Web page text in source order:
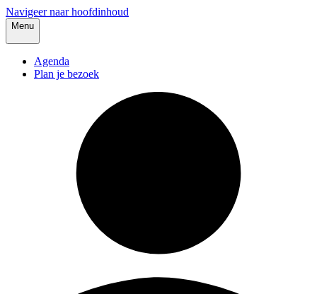
Navigeer naar hoofdinhoud
Menu
Agenda
Plan je bezoek